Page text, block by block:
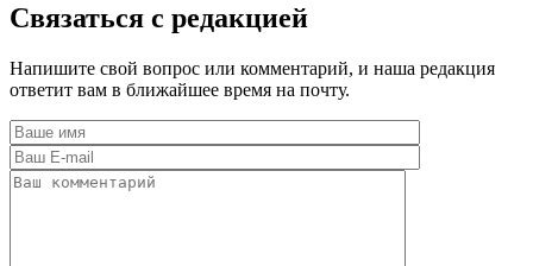
Связаться с редакцией
Напишите свой вопрос или комментарий, и наша редакция
ответит вам в ближайшее время на почту.